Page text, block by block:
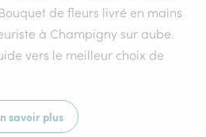
de fleurs livré en mains
à Champigny sur aube.
vers le meilleur choix de
savoir plus